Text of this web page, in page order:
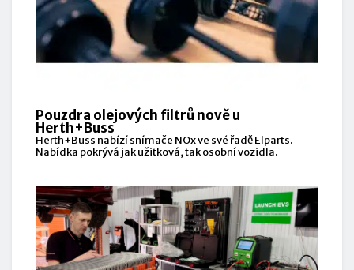
Pouzdra olejových filtrů nově u
Herth+Buss
Herth+Buss nabízí snímače NOx ve své řadě Elparts.
Nabídka pokrývá jak užitková, tak osobní vozidla.